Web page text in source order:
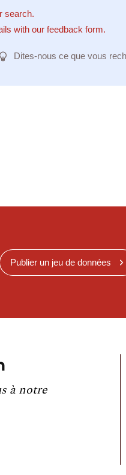
search.
with our feedback form.
Dites-nous ce que vous
Publier un jeu de données
à notre